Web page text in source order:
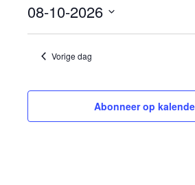
10
augustus
2026
08-10-2026
Selecteer
een
datum.
Vorige dag
Abonneer op